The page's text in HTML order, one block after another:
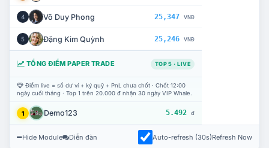
4 Võ Duy Phong 25,347 VNĐ
5 Đặng Kim Quỳnh 25,246 VNĐ
TỔNG ĐIỂM PAPER TRADE TOP 5 · LIVE
Điểm live = số dư ví + ký quỹ + PnL chưa chốt · Chốt 12:00
ngày cuối tháng · Top 1 trên 20.000 đ nhận 30 ngày VIP Whale.
1 Demo123 5.492 đ
Hide Module Diễn đàn Auto-refresh (30s)Refresh Now